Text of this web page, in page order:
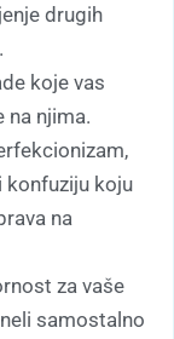
drugih
koje vas
na njima.
konfuziju koju
na
za vaše
samostalno